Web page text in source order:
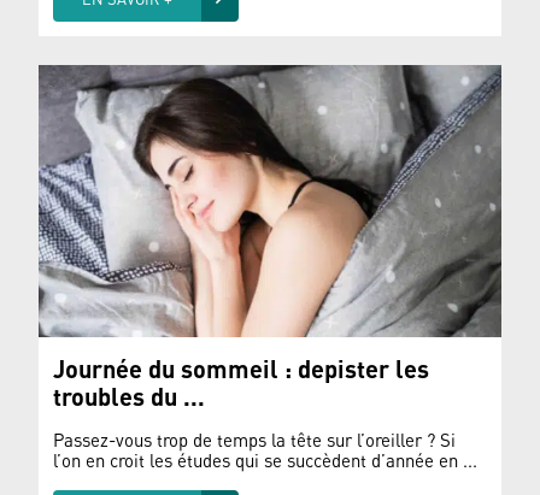
Journée du sommeil : depister les
troubles du ...
Passez-vous trop de temps la tête sur l’oreiller ? Si
l’on en croit les études qui se succèdent d’année en ...